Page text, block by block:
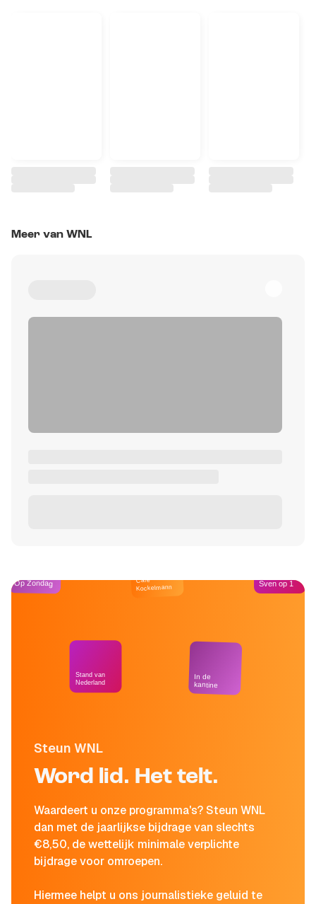
Meer van WNL
Steun WNL
Word lid. Het telt.
Waardeert u onze programma's? Steun WNL
dan met de jaarlijkse bijdrage van slechts
€8,50, de wettelijk minimale verplichte
bijdrage voor omroepen.
Hiermee helpt u ons journalistieke geluid te
Op Zondag
Stand van
Nederland
Café
Kockelmann
In de
kantine
Sven op 1